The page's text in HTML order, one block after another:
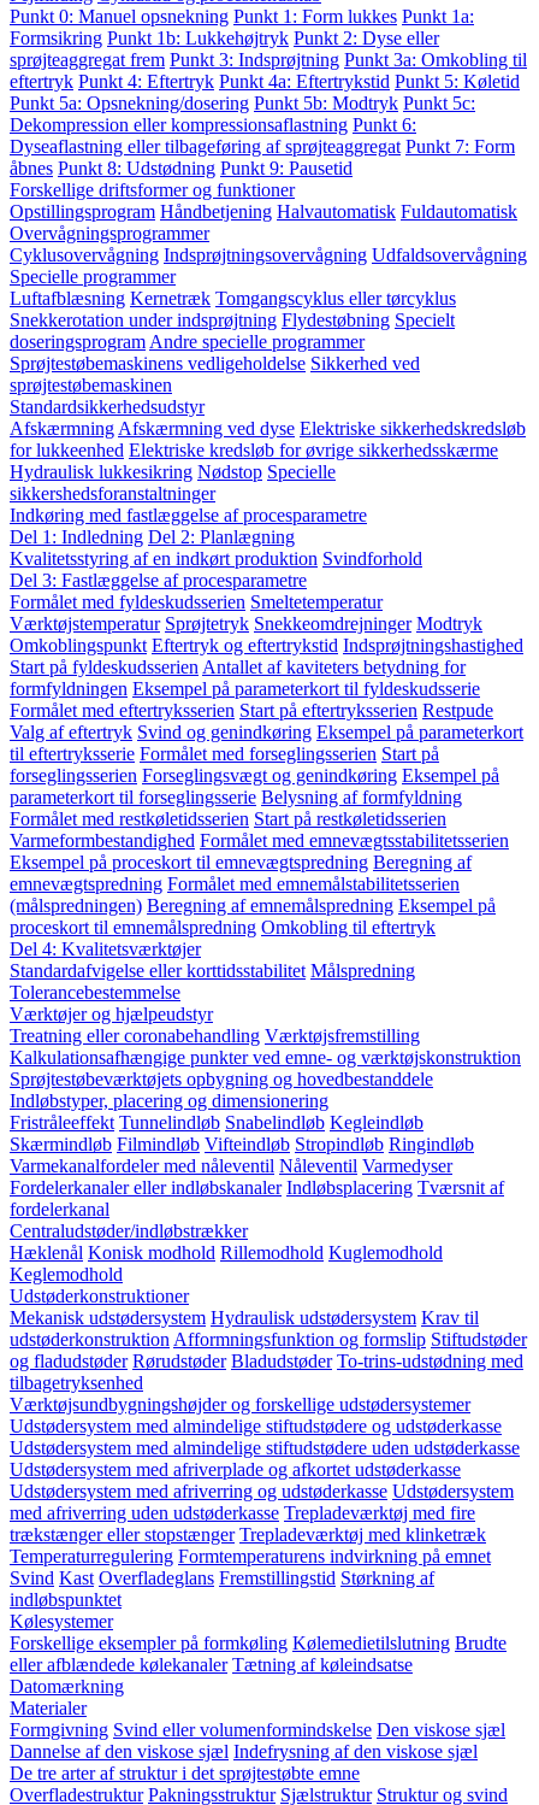
Punkt 0: Manuel opsnekning Punkt 1: Form lukkes Punkt 1a:
Formsikring Punkt 1b: Lukkehøjtryk Punkt 2: Dyse eller
sprøjteaggregat frem Punkt 3: Indsprøjtning Punkt 3a: Omkobling til
eftertryk Punkt 4: Eftertryk Punkt 4a: Eftertrykstid Punkt 5: Køletid
Punkt 5a: Opsnekning/dosering Punkt 5b: Modtryk Punkt 5c:
Dekompression eller kompressionsaflastning Punkt 6:
Dyseaflastning eller tilbageføring af sprøjteaggregat Punkt 7: Form
åbnes Punkt 8: Udstødning Punkt 9: Pausetid
Forskellige driftsformer og funktioner
Opstillingsprogram Håndbetjening Halvautomatisk Fuldautomatisk
Overvågningsprogrammer
Cyklusovervågning Indsprøjtningsovervågning Udfaldsovervågning
Specielle programmer
Luftafblæsning Kernetræk Tomgangscyklus eller tørcyklus
Snekkerotation under indsprøjtning Flydestøbning Specielt
doseringsprogram Andre specielle programmer
Sprøjtestøbemaskinens vedligeholdelse Sikkerhed ved
sprøjtestøbemaskinen
Standardsikkerhedsudstyr
Afskærmning Afskærmning ved dyse Elektriske sikkerhedskredsløb
for lukkeenhed Elektriske kredsløb for øvrige sikkerhedsskærme
Hydraulisk lukkesikring Nødstop Specielle
sikkershedsforanstaltninger
Indkøring med fastlæggelse af procesparametre
Del 1: Indledning Del 2: Planlægning
Kvalitetsstyring af en indkørt produktion Svindforhold
Del 3: Fastlæggelse af procesparametre
Formålet med fyldeskudsserien Smeltetemperatur
Værktøjstemperatur Sprøjtetryk Snekkeomdrejninger Modtryk
Omkoblingspunkt Eftertryk og eftertrykstid Indsprøjtningshastighed
Start på fyldeskudsserien Antallet af kaviteters betydning for
formfyldningen Eksempel på parameterkort til fyldeskudsserie
Formålet med eftertryksserien Start på eftertryksserien Restpude
Valg af eftertryk Svind og genindkøring Eksempel på parameterkort
til eftertryksserie Formålet med forseglingsserien Start på
forseglingsserien Forseglingsvægt og genindkøring Eksempel på
parameterkort til forseglingsserie Belysning af formfyldning
Formålet med restkøletidsserien Start på restkøletidsserien
Varmeformbestandighed Formålet med emnevægtsstabilitetsserien
Eksempel på proceskort til emnevægtspredning Beregning af
emnevægtspredning Formålet med emnemålstabilitetsserien
(målspredningen) Beregning af emnemålspredning Eksempel på
proceskort til emnemålspredning Omkobling til eftertryk
Del 4: Kvalitetsværktøjer
Standardafvigelse eller korttidsstabilitet Målspredning
Tolerancebestemmelse
Værktøjer og hjælpeudstyr
Treatning eller coronabehandling Værktøjsfremstilling
Kalkulationsafhængige punkter ved emne- og værktøjskonstruktion
Sprøjtestøbeværktøjets opbygning og hovedbestanddele
Indløbstyper, placering og dimensionering
Fristråleeffekt Tunnelindløb Snabelindløb Kegleindløb
Skærmindløb Filmindløb Vifteindløb Stropindløb Ringindløb
Varmekanalfordeler med nåleventil Nåleventil Varmedyser
Fordelerkanaler eller indløbskanaler Indløbsplacering Tværsnit af
fordelerkanal
Centraludstøder/indløbstrækker
Hæklenål Konisk modhold Rillemodhold Kuglemodhold
Keglemodhold
Udstøderkonstruktioner
Mekanisk udstødersystem Hydraulisk udstødersystem Krav til
udstøderkonstruktion Afformningsfunktion og formslip Stiftudstøder
og fladudstøder Rørudstøder Bladudstøder To-trins-udstødning med
tilbagetryksenhed
Værktøjsundbygningshøjder og forskellige udstødersystemer
Udstødersystem med almindelige stiftudstødere og udstøderkasse
Udstødersystem med almindelige stiftudstødere uden udstøderkasse
Udstødersystem med afriverplade og afkortet udstøderkasse
Udstødersystem med afriverring og udstøderkasse Udstødersystem
med afriverring uden udstøderkasse Trepladeværktøj med fire
trækstænger eller stopstænger Trepladeværktøj med klinketræk
Temperaturregulering Formtemperaturens indvirkning på emnet
Svind Kast Overfladeglans Fremstillingstid Størkning af
indløbspunktet
Kølesystemer
Forskellige eksempler på formkøling Kølemedietilslutning Brudte
eller afblændede kølekanaler Tætning af køleindsatse
Datomærkning
Materialer
Formgivning Svind eller volumenformindskelse Den viskose sjæl
Dannelse af den viskose sjæl Indefrysning af den viskose sjæl
De tre arter af struktur i det sprøjtestøbte emne
Overfladestruktur Pakningsstruktur Sjælstruktur Struktur og svind